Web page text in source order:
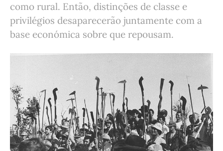
como rural. Então, distinções de classe e
privilégios desaparecerão juntamente com a
base económica sobre que repousam.